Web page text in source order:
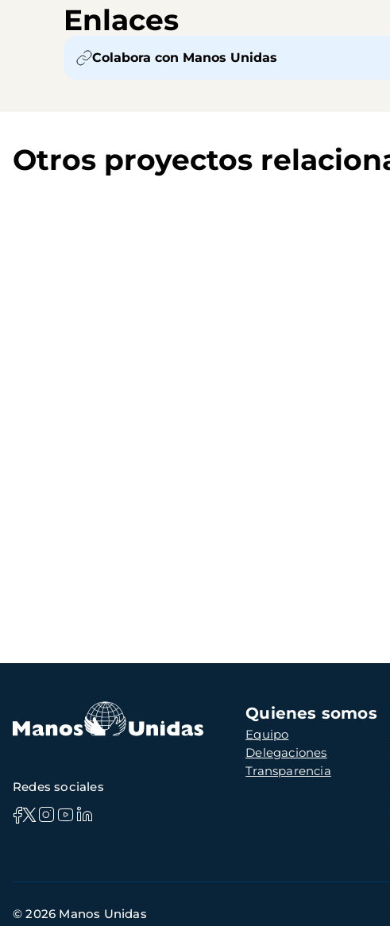
Enlaces
Colabora con Manos Unidas
Otros proyectos
Navegación
principal
Quienes somos
Equipo
Delegaciones
Transparencia
Redes sociales
de
© 2026 Manos Unidas